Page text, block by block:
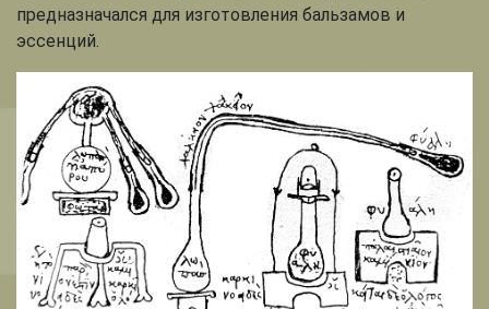
предназначался для изготовления бальзамов и
эссенций.